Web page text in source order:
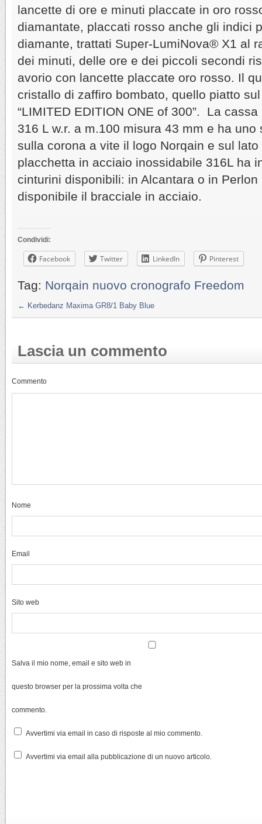
lancette di ore e minuti placcate in oro
diamantate, placcati rosso anche gli indici
diamante, trattati Super-LumiNova® X1 al
dei minuti, delle ore e dei piccoli secondi
avorio con lancette placcate oro rosso. Il
cristallo di zaffiro bombato, quello piatto
“LIMITED EDITION ONE of 300”. La
316 L w.r. a m.100 misura 43 mm e ha
sulla corona a vite il logo Norqain e sul
placchetta in acciaio inossidabile 316L ha
cinturini disponibili: in Alcantara o in
disponibile il bracciale in acciaio.
Condividi:
Facebook Twitter LinkedIn Pinterest
Tag: Norqain nuovo cronografo Freedom
← Kerbedanz Maxima GR8/1 Baby Blue
Lascia un commento
Commento
Nome
Email
Sito web
Salva il mio nome, email e sito web in
questo browser per la prossima volta che
commento.
Avvertimi via email in caso di risposte al mio commento.
Avvertimi via email alla pubblicazione di un nuovo articolo.